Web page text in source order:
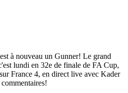
à nouveau un Gunner! Le grand
lundi en 32e de finale de FA Cup,
France 4, en direct live avec Kader